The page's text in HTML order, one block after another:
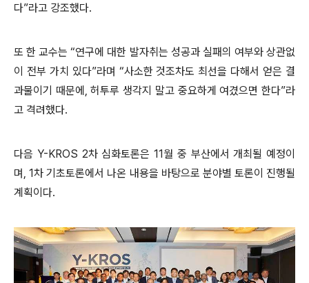
다”라고 강조했다.
또 한 교수는 “연구에 대한 발자취는 성공과 실패의 여부와 상관없
이 전부 가치 있다”라며 “사소한 것조차도 최선을 다해서 얻은 결
과물이기 때문에, 허투루 생각지 말고 중요하게 여겼으면 한다”라
고 격려했다.
다음 Y-KROS 2차 심화토론은 11월 중 부산에서 개최될 예정이
며, 1차 기초토론에서 나온 내용을 바탕으로 분야별 토론이 진행될
계획이다.